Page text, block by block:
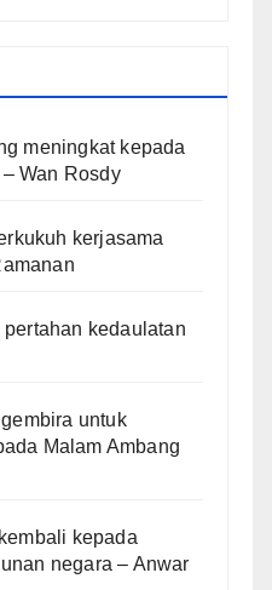
meningkat kepada
Wan Rosdy
kerjasama
kedaulatan
untuk
Malam Ambang
kepada
negara – Anwar